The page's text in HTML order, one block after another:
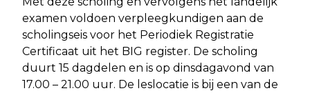
examen voldoen verpleegkundigen aan de
scholingseis voor het Periodiek Registratie
Certificaat uit het BIG register. De scholing
duurt 15 dagdelen en is op dinsdagavond van
17.00 – 21.00 uur. De leslocatie is bij een van de